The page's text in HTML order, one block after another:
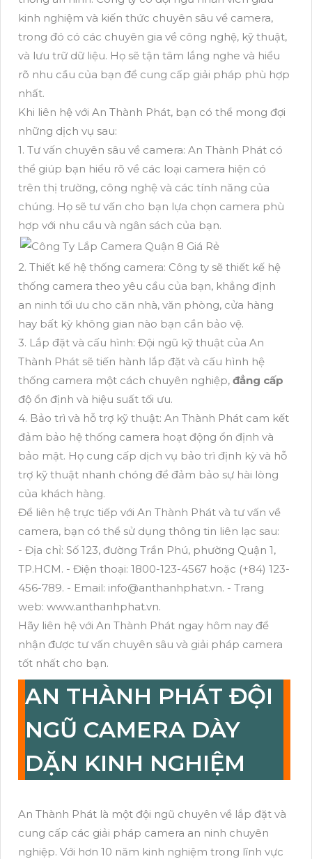
kinh nghiệm và kiến thức chuyên sâu về camera,
trong đó có các chuyên gia về công nghệ, kỹ thuật,
và lưu trữ dữ liệu. Họ sẽ tận tâm lắng nghe và hiểu
rõ nhu cầu của bạn để cung cấp giải pháp phù hợp
nhất.
Khi liên hệ với An Thành Phát, bạn có thể mong đợi
những dịch vụ sau:
1. Tư vấn chuyên sâu về camera: An Thành Phát có
thể giúp bạn hiểu rõ về các loại camera hiện có
trên thị trường, công nghệ và các tính năng của
chúng. Họ sẽ tư vấn cho bạn lựa chọn camera phù
hợp với nhu cầu và ngân sách của bạn.
2. Thiết kế hệ thống camera: Công ty sẽ thiết kế hệ
thống camera theo yêu cầu của bạn, khẳng định
an ninh tối ưu cho căn nhà, văn phòng, cửa hàng
hay bất kỳ không gian nào bạn cần bảo vệ.
3. Lắp đặt và cấu hình: Đội ngũ kỹ thuật của An
Thành Phát sẽ tiến hành lắp đặt và cấu hình hệ
thống camera một cách chuyên nghiệp, đẳng cấp
độ ổn định và hiệu suất tối ưu.
4. Bảo trì và hỗ trợ kỹ thuật: An Thành Phát cam kết
đảm bảo hệ thống camera hoạt động ổn định và
bảo mật. Họ cung cấp dịch vụ bảo trì định kỳ và hỗ
trợ kỹ thuật nhanh chóng để đảm bảo sự hài lòng
của khách hàng.
Để liên hệ trực tiếp với An Thành Phát và tư vấn về
camera, bạn có thể sử dụng thông tin liên lạc sau:
- Địa chỉ: Số 123, đường Trần Phú, phường Quận 1,
TP.HCM. - Điện thoại: 1800-123-4567 hoặc (+84) 123-
456-789. - Email: info@anthanhphat.vn. - Trang
web: www.anthanhphat.vn.
Hãy liên hệ với An Thành Phát ngay hôm nay để
nhận được tư vấn chuyên sâu và giải pháp camera
tốt nhất cho bạn.
AN THÀNH PHÁT ĐỘI
NGŨ CAMERA DÀY
DẶN KINH NGHIỆM
An Thành Phát là một đội ngũ chuyên về lắp đặt và
cung cấp các giải pháp camera an ninh chuyên
nghiệp. Với hơn 10 năm kinh nghiệm trong lĩnh vực